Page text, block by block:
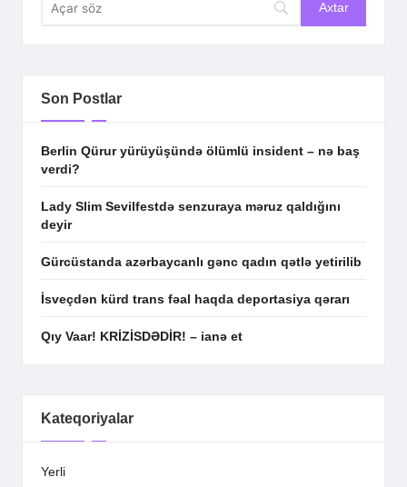
Son Postlar
Berlin Qürur yürüyüşündə ölümlü insident – nə baş
verdi?
Lady Slim Sevilfestdə senzuraya məruz qaldığını
deyir
Gürcüstanda azərbaycanlı gənc qadın qətlə yetirilib
İsveçdən kürd trans fəal haqda deportasiya qərarı
Qıy Vaar! KRİZİSDƏDİR! – ianə et
Kateqoriyalar
Yerli